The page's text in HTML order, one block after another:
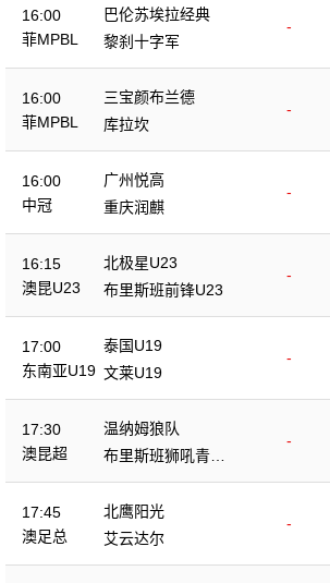
16:00
菲MPBL
巴伦苏埃拉经典
-
黎刹十字军
16:00
菲MPBL
三宝颜布兰德
-
库拉坎
16:00
中冠
广州悦高
-
重庆润麒
16:15
澳昆U23
北极星U23
-
布里斯班前锋U23
17:00
东南亚U19
泰国U19
-
文莱U19
17:30
澳昆超
温纳姆狼队
-
布里斯班狮吼青年
队
17:45
澳足总
北鹰阳光
-
艾云达尔